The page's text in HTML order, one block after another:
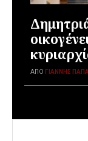
ΑΠΌ ΓΙΆΝΝΗΣ